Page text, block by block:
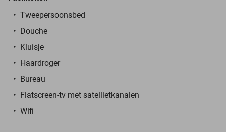
Tweepersoonsbed
Douche
Kluisje
Haardroger
Bureau
Flatscreen-tv met satellietkanalen
Wifi